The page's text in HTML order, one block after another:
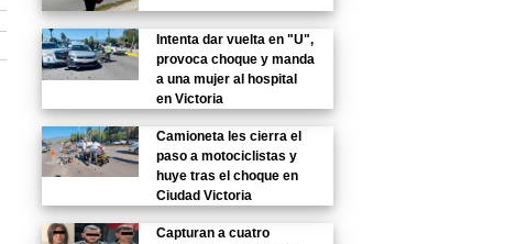
Intenta dar vuelta en "U",
provoca choque y manda
a una mujer al hospital
en Victoria
Camioneta les cierra el
paso a motociclistas y
huye tras el choque en
Ciudad Victoria
Capturan a cuatro